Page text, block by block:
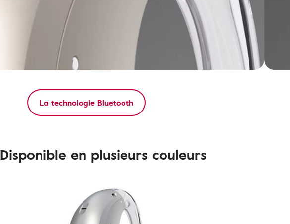
La technologie Bluetooth
Disponible en plusieurs couleurs